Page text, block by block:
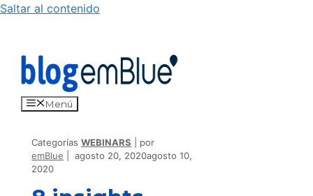
Saltar al contenido
Menú
Categorías WEBINARS
por
emBlue
agosto 20, 2020agosto 10,
2020